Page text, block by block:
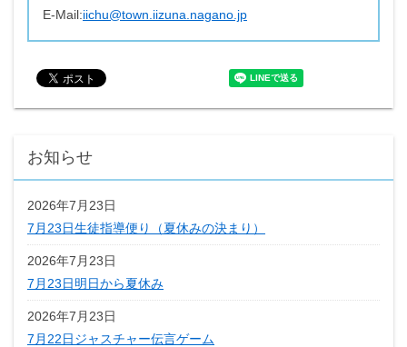
E-Mail:iichu@town.iizuna.nagano.jp
お知らせ
2026年7月23日
7月23日生徒指導便り（夏休みの決まり）
2026年7月23日
7月23日明日から夏休み
2026年7月23日
7月22日ジャスチャー伝言ゲーム